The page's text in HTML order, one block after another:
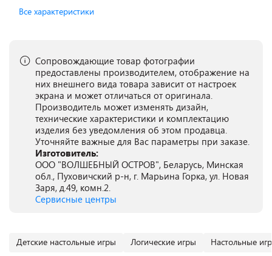
Все характеристики
Сопровождающие товар фотографии
предоставлены производителем, отображение на
них внешнего вида товара зависит от настроек
экрана и может отличаться от оригинала.
Производитель может изменять дизайн,
технические характеристики и комплектацию
изделия без уведомления об этом продавца.
Уточняйте важные для Вас параметры при заказе.
Изготовитель:
ООО "ВОЛШЕБНЫЙ ОСТРОВ", Беларусь, Минская
обл., Пуховичский р-н, г. Марьина Горка, ул. Новая
Заря, д.49, комн.2.
Сервисные центры
Детские настольные игры Логические игры Настольные